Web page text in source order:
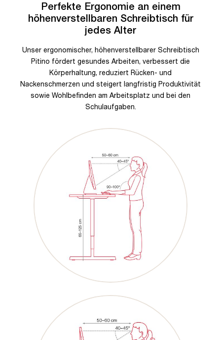
Perfekte Ergonomie an einem
höhenverstellbaren Schreibtisch für
jedes Alter
Unser ergonomischer, höhenverstellbarer Schreibtisch
Pitino fördert gesundes Arbeiten, verbessert die
Körperhaltung, reduziert Rücken- und
Nackenschmerzen und steigert langfristig Produktivität
sowie Wohlbefinden am Arbeitsplatz und bei den
Schulaufgaben.